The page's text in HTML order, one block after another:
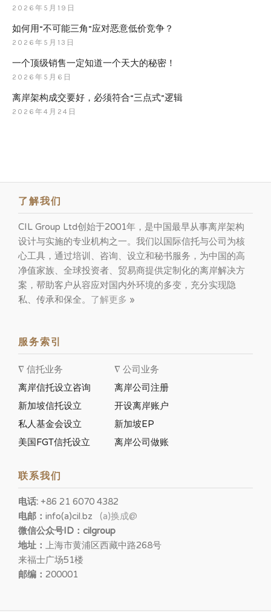
2026年5月19日
如何用“不可能三角”应对恶意低价竞争？
2026年5月13日
一个顶级销售一定知道一个天大的秘密！
2026年5月6日
离岸架构成交要好，必须符合“三点式”逻辑
2026年4月24日
了解我们
CIL Group Ltd创始于2001年，是中国最早从事离岸架构
设计与实施的专业机构之一。我们以国际信托与公司为核
心工具，通过培训、咨询、设立和秘书服务，为中国的高
净值家族、全球投资者、贸易商提供定制化的离岸解决方
案，帮助客户从容应对国内外环境的多变，充分实现隐
私、传承和保全。 了解更多 »
服务索引
∇ 信托业务
离岸信托设立咨询
新加坡信托设立
私人基金会设立
美国FGT信托设立
∇ 公司业务
离岸公司注册
开设离岸账户
新加坡EP
离岸公司做账
联系我们
电话: +86 21 6070 4382
电邮： info(a)cil.bz (a)换成@
微信公众号ID：cilgroup
地址： 上海市黄浦区西藏中路268号
来福士广场51楼
邮编： 200001